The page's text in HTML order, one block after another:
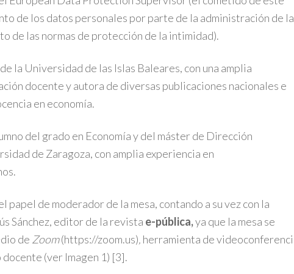
de los datos personales por parte de la administración de la
de las normas de protección de la intimidad).
la Universidad de las Islas Baleares, con una amplia
docente y autora de diversas publicaciones nacionales e
en economía.
del grado en Economía y del máster de Dirección
de Zaragoza, con amplia experiencia en
de moderador de la mesa, contando a su vez con la
Sánchez, editor de la revista e-pública,ya que la mesa se
de Zoom(https://zoom.us), herramienta de
(ver Imagen 1) [3].